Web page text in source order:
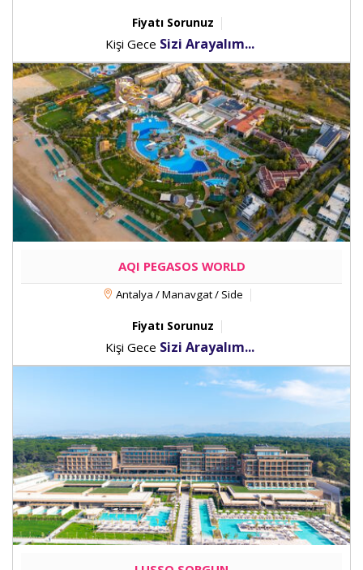
Fiyatı Sorunuz
Kişi Gece Sizi Arayalım...
AQI PEGASOS WORLD
Antalya / Manavgat / Side
Fiyatı Sorunuz
Kişi Gece Sizi Arayalım...